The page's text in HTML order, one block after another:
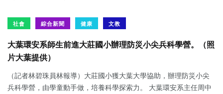
社會 綜合新聞 健康 文教
大葉環安系師生前進大莊國小辦理防災小尖兵科學營。（照
片大葉提供）
（記者林碧珠員林報導）大莊國小獲大葉大學協助，辦理防災小尖
兵科學營，由學童動手做，培養科學探索力。 大葉環安系主任周中